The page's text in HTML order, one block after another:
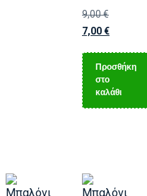
9,00€
7,00€
Προσθήκη
στο
καλάθι